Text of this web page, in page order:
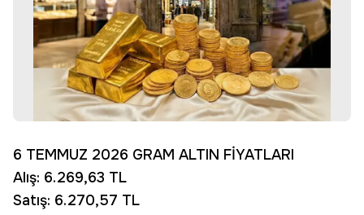
6 TEMMUZ 2026 GRAM ALTIN FİYATLARI
Alış: 6.269,63 TL
Satış: 6.270,57 TL